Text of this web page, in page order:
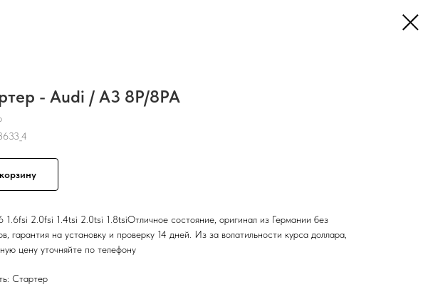
- Audi / A3 8P/8PA
1.6fsi 2.0fsi 1.4tsi 2.0tsi 1.8tsiОтличное состояние, оригинал из Германии без
гарантия на установку и проверку 14 дней. Из за волатильности курса доллара,
цену уточняйте по телефону
Стартер